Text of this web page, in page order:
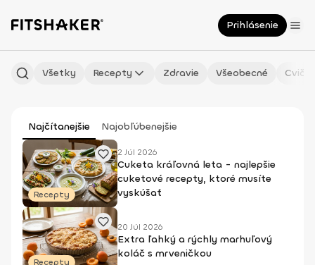
Prihlásenie
Všetky Recepty Zdravie Všeobecné
Najčítanejšie Najobľúbenejšie
Recepty
2 Júl 2026
Cuketa kráľovná leta - najlepšie
cuketové recepty, ktoré musíte
vyskúšať
Recepty
20 Júl 2026
Extra ľahký a rýchly marhuľový
koláč s mrveničkou